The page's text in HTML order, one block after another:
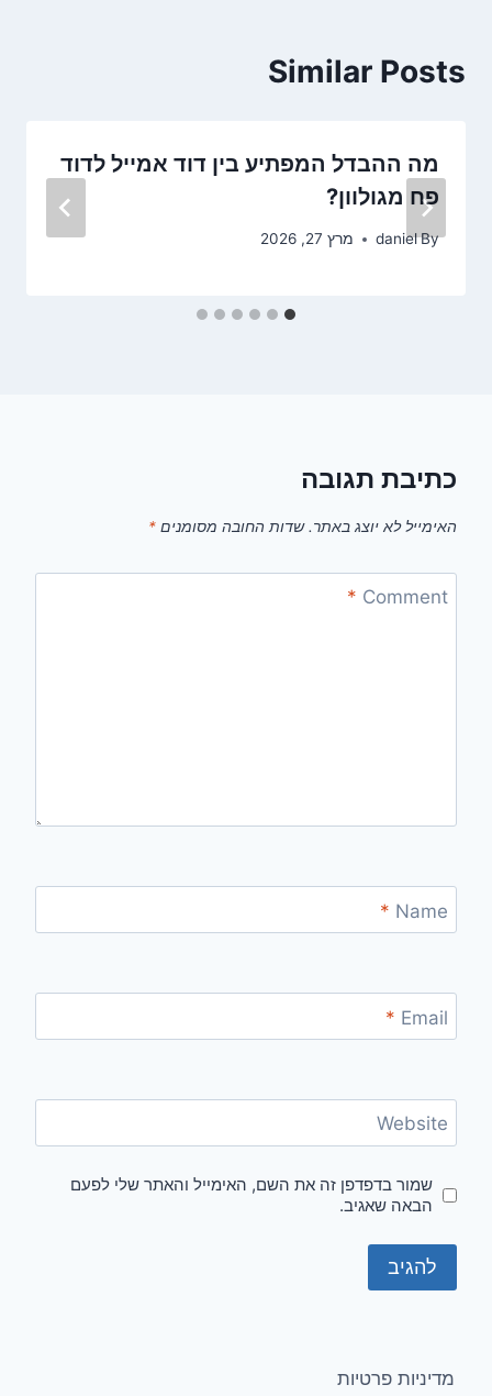
Similar Posts
מה ההבדל המפתיע בין דוד אמייל לדוד
פח מגולוון?
By
daniel מרץ 27, 2026
כתיבת תגובה
האימייל לא יוצג באתר. שדות החובה מסומנים *
Comment
*
Name
*
Email
*
Website
שמור בדפדפן זה את השם, האימייל והאתר שלי לפעם
הבאה שאגיב.
מדיניות פרטיות